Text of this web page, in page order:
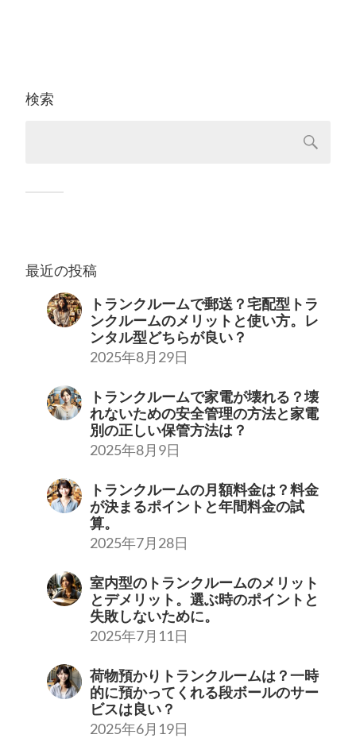
検索
最近の投稿
トランクルームで郵送？宅配型トラ
ンクルームのメリットと使い方。レ
ンタル型どちらが良い？
2025年8月29日
トランクルームで家電が壊れる？壊
れないための安全管理の方法と家電
別の正しい保管方法は？
2025年8月9日
トランクルームの月額料金は？料金
が決まるポイントと年間料金の試
算。
2025年7月28日
室内型のトランクルームのメリット
とデメリット。選ぶ時のポイントと
失敗しないために。
2025年7月11日
荷物預かりトランクルームは？一時
的に預かってくれる段ボールのサー
ビスは良い？
2025年6月19日